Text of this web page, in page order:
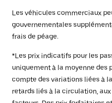
Les véhicules commerciaux
gouvernementales
frais de péage.
*Les prix indicatifs pour les
uniquement à la moyenne des
compte des variations liées à
retards liés à la circulation,